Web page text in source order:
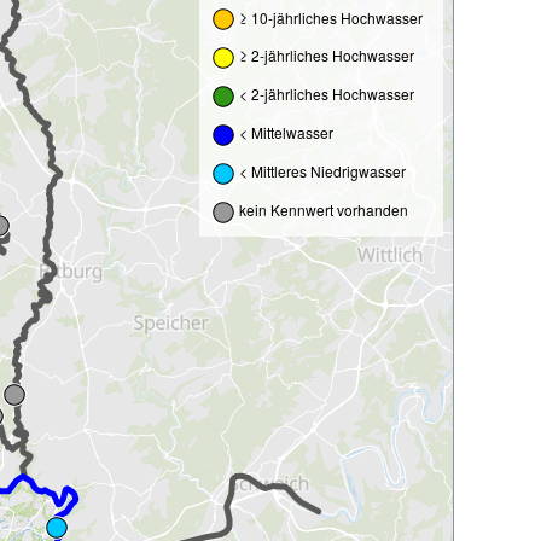
≥ 10-jährliches Hochwasser
≥ 2-jährliches Hochwasser
< 2-jährliches Hochwasser
< Mittelwasser
< Mittleres Niedrigwasser
kein Kennwert vorhanden